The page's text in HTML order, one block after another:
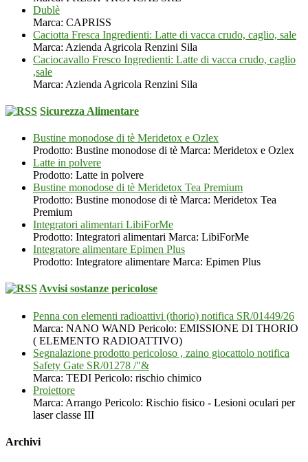
Dublè
Marca: CAPRISS
Caciotta Fresca Ingredienti: Latte di vacca crudo, caglio, sale
Marca: Azienda Agricola Renzini Sila
Caciocavallo Fresco Ingredienti: Latte di vacca crudo, caglio
,sale
Marca: Azienda Agricola Renzini Sila
Sicurezza Alimentare
Bustine monodose di tè Meridetox e Ozlex
Prodotto: Bustine monodose di tè Marca: Meridetox e Ozlex
Latte in polvere
Prodotto: Latte in polvere
Bustine monodose di tè Meridetox Tea Premium
Prodotto: Bustine monodose di tè Marca: Meridetox Tea
Premium
Integratori alimentari LibiForMe
Prodotto: Integratori alimentari Marca: LibiForMe
Integratore alimentare Epimen Plus
Prodotto: Integratore alimentare Marca: Epimen Plus
Avvisi sostanze pericolose
Penna con elementi radioattivi (thorio) notifica SR/01449/26
Marca: NANO WAND Pericolo: EMISSIONE DI THORIO
( ELEMENTO RADIOATTIVO)
Segnalazione prodotto pericoloso , zaino giocattolo notifica
Safety Gate SR/01278 /"&
Marca: TEDI Pericolo: rischio chimico
Proiettore
Marca: Arrango Pericolo: Rischio fisico - Lesioni oculari per
laser classe III
Archivi